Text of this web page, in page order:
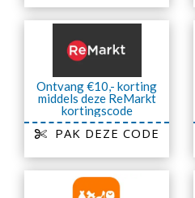
Ontvang €10,- korting
middels deze ReMarkt
kortingscode
PAK DEZE CODE